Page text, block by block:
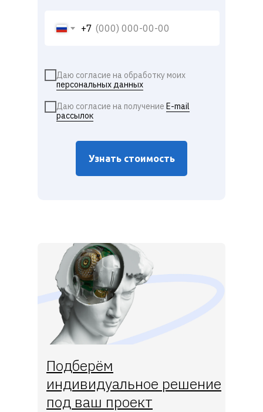
+7
Узнать стоимость
Даю согласие на обработку моих
персональных данных
Даю согласие на получение E-mail
рассылок
Подберём
индивидуальное решение
под ваш проект